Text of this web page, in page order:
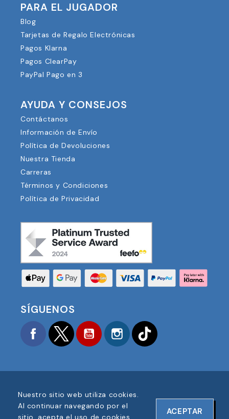
PARA EL JUGADOR
Blog
Tarjetas de Regalo Electrónicas
Pagos Klarna
Pagos ClearPay
PayPal Pago en 3
AYUDA Y CONSEJOS
Contáctanos
Información de Envío
Política de Devoluciones
Nuestra Tienda
Carreras
Términos y Condiciones
Política de Privacidad
SÍGUENOS
FacebookTwitter YouTubeInstagram
COPYRIGHT © 2025 FOOTBALL AMERICA UK TODOS
LOS DERECHOS RESERVADOS
Nuestro sitio web utiliza cookies.
Al continuar navegando por el
sitio, acepta el uso de cookies.
ACEPTAR